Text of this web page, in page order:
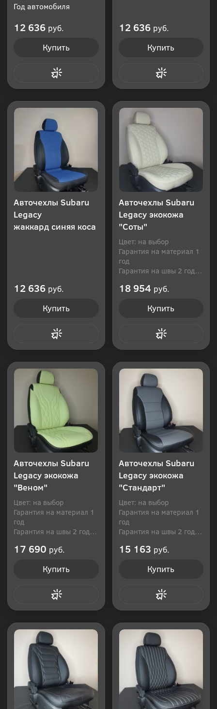
Год автомобиля
12 636 руб.
Купить
12 636 руб.
Купить
Авточехлы Subaru
Legacy
жаккард синяя коса
12 636 руб.
Купить
Авточехлы Subaru
Legacy экокожа
"Соты"
Цвет: на выбор
Гарантия на материал 1
год
Гарантия на швы 2 года
18 954 руб.
Купить
Авточехлы Subaru
Legacy экокожа
"Веном"
Цвет: на выбор
Гарантия на материал 1
год
Гарантия на швы 2 года
17 690 руб.
Купить
Авточехлы Subaru
Legacy экокожа
"Стандарт"
Цвет: на выбор
Гарантия на материал 1
год
Гарантия на швы 2 года
15 163 руб.
Купить